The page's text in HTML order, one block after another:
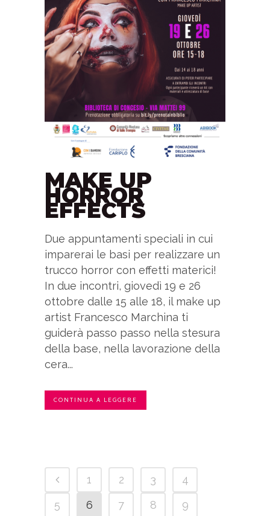
MAKE UP
HORROR
EFFECTS
Due appuntamenti speciali in cui
imparerai le basi per realizzare un
trucco horror con effetti materici!
In due incontri, giovedì 19 e 26
ottobre dalle 15 alle 18, il make up
artist Francesco Marchina ti
guiderà passo passo nella stesura
della base, nella lavorazione della
cera...
CONTINUA A LEGGERE
1 2 3
4
5
6 7 8
9